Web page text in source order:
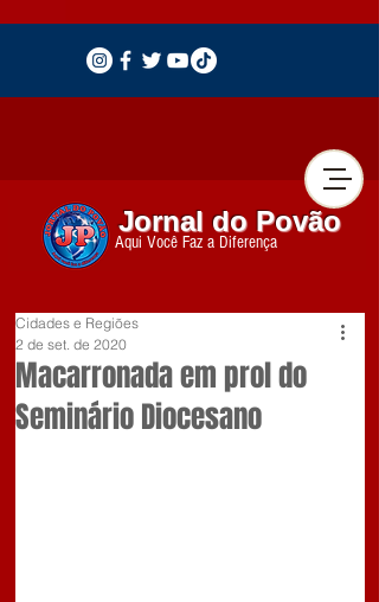
Jornal do Povão
Aqui Você Faz a Diferença
Macarronada em prol do
Seminário Diocesano
Cidades e Regiões
2 de set. de 2020